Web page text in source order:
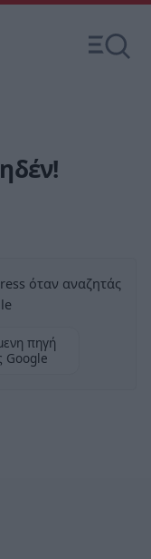
όταν αναζητάς
πηγή
Google